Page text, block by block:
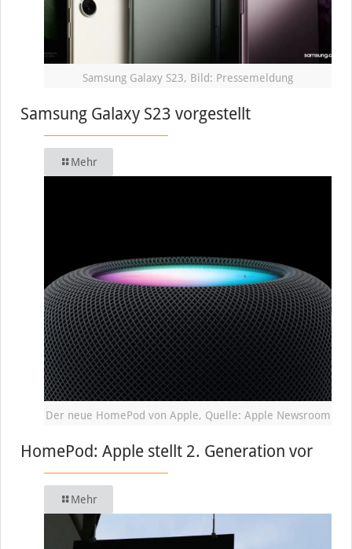
Samsung Galaxy S23, Bild: Pressemeldung
Samsung Galaxy S23 vorgestellt
Mehr
Der neue HomePod von Apple, Quelle: Apple Newsroom
HomePod: Apple stellt 2. Generation vor
Mehr